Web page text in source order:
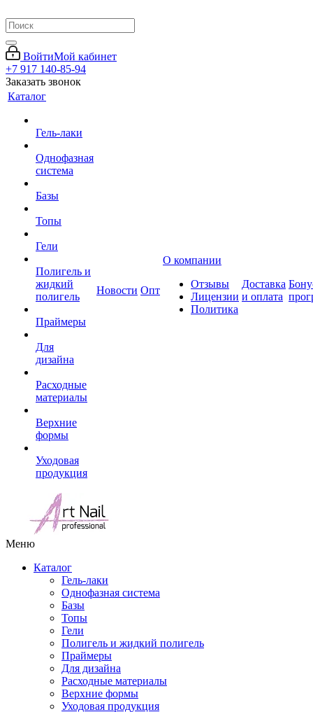
ВойтиМой кабинет
+7 917 140-85-94
Заказать звонок
Каталог
Гель-лаки
Однофазная
система
Базы
Топы
Гели
Полигель и
жидкий
полигель
Праймеры
Для
дизайна
Расходные
материалы
Верхние
формы
Уходовая
продукция
Новости Опт
О компании
Отзывы
Лицензии
Политика
Доставка
и оплата
Меню
Каталог
Гель-лаки
Однофазная система
Базы
Топы
Гели
Полигель и жидкий полигель
Праймеры
Для дизайна
Расходные материалы
Верхние формы
Уходовая продукция